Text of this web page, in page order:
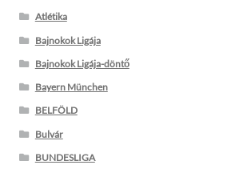
Atlétika
Bajnokok Ligája
Bajnokok Ligája-döntő
Bayern München
BELFÖLD
Bulvár
BUNDESLIGA